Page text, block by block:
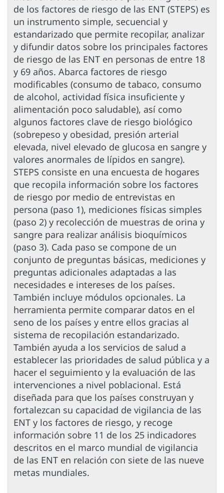
de los factores de riesgo de las ENT (STEPS) es
un instrumento simple, secuencial y
estandarizado que permite recopilar, analizar
y difundir datos sobre los principales factores
de riesgo de las ENT en personas de entre 18
y 69 años. Abarca factores de riesgo
modificables (consumo de tabaco, consumo
de alcohol, actividad física insuficiente y
alimentación poco saludable), así como
algunos factores clave de riesgo biológico
(sobrepeso y obesidad, presión arterial
elevada, nivel elevado de glucosa en sangre y
valores anormales de lípidos en sangre).
STEPS consiste en una encuesta de hogares
que recopila información sobre los factores
de riesgo por medio de entrevistas en
persona (paso 1), mediciones físicas simples
(paso 2) y recolección de muestras de orina y
sangre para realizar análisis bioquímicos
(paso 3). Cada paso se compone de un
conjunto de preguntas básicas, mediciones y
preguntas adicionales adaptadas a las
necesidades e intereses de los países.
También incluye módulos opcionales. La
herramienta permite comparar datos en el
seno de los países y entre ellos gracias al
sistema de recopilación estandarizado.
También ayuda a los servicios de salud a
establecer las prioridades de salud pública y a
hacer el seguimiento y la evaluación de las
intervenciones a nivel poblacional. Está
diseñada para que los países construyan y
fortalezcan su capacidad de vigilancia de las
ENT y los factores de riesgo, y recoge
información sobre 11 de los 25 indicadores
descritos en el marco mundial de vigilancia
de las ENT en relación con siete de las nueve
metas mundiales.